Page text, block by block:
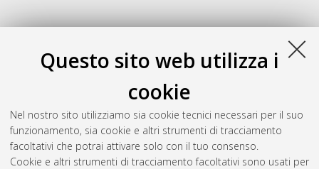
Questo sito web utilizza i
cookie
Nel nostro sito utilizziamo sia cookie tecnici necessari per il suo
funzionamento, sia cookie e altri strumenti di tracciamento
facoltativi che potrai attivare solo con il tuo consenso.
Cookie e altri strumenti di tracciamento facoltativi sono usati per
33
Costantini, Paolo Emidio(2021) Genomic and functional
insights into the interactions between vaginal Lactobacillus
, [Dissertation thesis], Alma Mater
Studiorum Università di Bologna. Dottorato di ricerca in
Biologia cellulare e molecolare, 33 Ciclo. DOI
10.48676/unibo/amsdottorato/9615.